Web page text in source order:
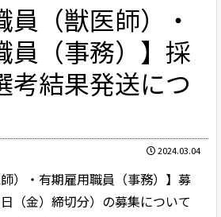
員（獣医師）・
員（事務）】採
考結果発送につ
2024.03.04
）・有期雇用職員（事務）】募
（金）締切分）の募集について